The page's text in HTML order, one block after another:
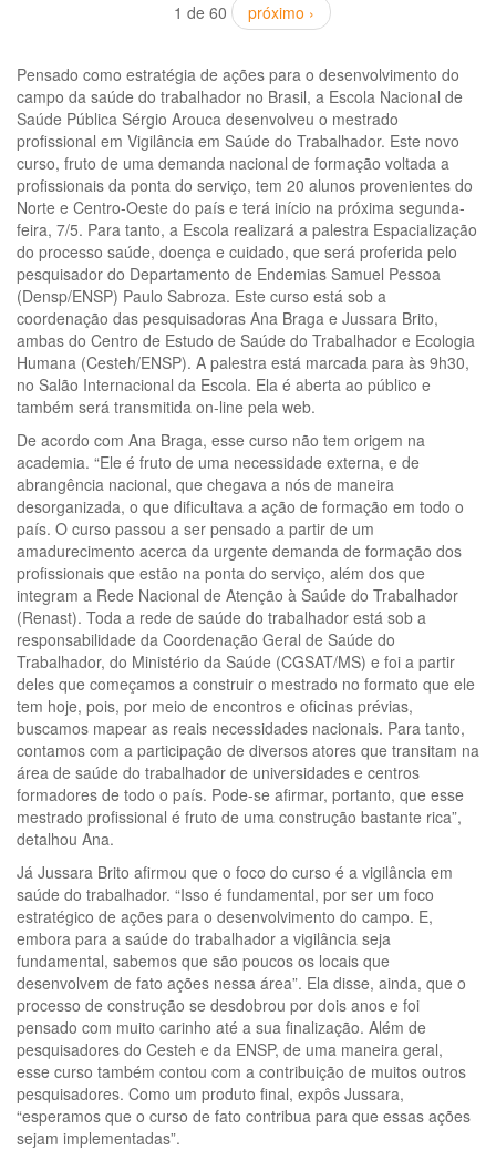
1 de 60 próximo ›
Pensado como estratégia de ações para o desenvolvimento do
campo da saúde do trabalhador no Brasil, a Escola Nacional de
Saúde Pública Sérgio Arouca desenvolveu o mestrado
profissional em Vigilância em Saúde do Trabalhador. Este novo
curso, fruto de uma demanda nacional de formação voltada a
profissionais da ponta do serviço, tem 20 alunos provenientes do
Norte e Centro-Oeste do país e terá início na próxima segunda-
feira, 7/5. Para tanto, a Escola realizará a palestra Espacialização
do processo saúde, doença e cuidado, que será proferida pelo
pesquisador do Departamento de Endemias Samuel Pessoa
(Densp/ENSP) Paulo Sabroza. Este curso está sob a
coordenação das pesquisadoras Ana Braga e Jussara Brito,
ambas do Centro de Estudo de Saúde do Trabalhador e Ecologia
Humana (Cesteh/ENSP). A palestra está marcada para às 9h30,
no Salão Internacional da Escola. Ela é aberta ao público e
também será transmitida on-line pela web.
De acordo com Ana Braga, esse curso não tem origem na
academia. “Ele é fruto de uma necessidade externa, e de
abrangência nacional, que chegava a nós de maneira
desorganizada, o que dificultava a ação de formação em todo o
país. O curso passou a ser pensado a partir de um
amadurecimento acerca da urgente demanda de formação dos
profissionais que estão na ponta do serviço, além dos que
integram a Rede Nacional de Atenção à Saúde do Trabalhador
(Renast). Toda a rede de saúde do trabalhador está sob a
responsabilidade da Coordenação Geral de Saúde do
Trabalhador, do Ministério da Saúde (CGSAT/MS) e foi a partir
deles que começamos a construir o mestrado no formato que ele
tem hoje, pois, por meio de encontros e oficinas prévias,
buscamos mapear as reais necessidades nacionais. Para tanto,
contamos com a participação de diversos atores que transitam na
área de saúde do trabalhador de universidades e centros
formadores de todo o país. Pode-se afirmar, portanto, que esse
mestrado profissional é fruto de uma construção bastante rica”,
detalhou Ana.
Já Jussara Brito afirmou que o foco do curso é a vigilância em
saúde do trabalhador. “Isso é fundamental, por ser um foco
estratégico de ações para o desenvolvimento do campo. E,
embora para a saúde do trabalhador a vigilância seja
fundamental, sabemos que são poucos os locais que
desenvolvem de fato ações nessa área”. Ela disse, ainda, que o
processo de construção se desdobrou por dois anos e foi
pensado com muito carinho até a sua finalização. Além de
pesquisadores do Cesteh e da ENSP, de uma maneira geral,
esse curso também contou com a contribuição de muitos outros
pesquisadores. Como um produto final, expôs Jussara,
“esperamos que o curso de fato contribua para que essas ações
sejam implementadas”.